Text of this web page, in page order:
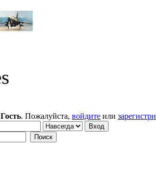
Гость. Пожалуйста, войдите или